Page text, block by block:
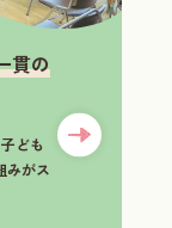
貫の
ども
みがス